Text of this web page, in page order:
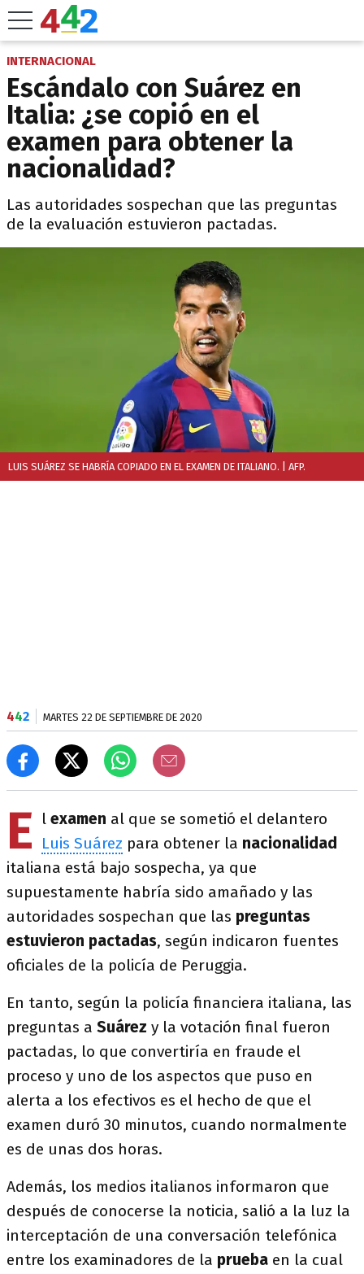
INTERNACIONAL
Escándalo con Suárez en
Italia: ¿se copió en el
examen para obtener la
nacionalidad?
Las autoridades sospechan que las preguntas
de la evaluación estuvieron pactadas.
LUIS SUÁREZ SE HABRÍA COPIADO EN EL EXAMEN DE ITALIANO. | AFP.
442 MARTES 22 DE SEPTIEMBRE DE 2020
E l examen al que se sometió el delantero
Luis Suárez para obtener la nacionalidad
italiana está bajo sospecha, ya que
supuestamente habría sido amañado y las
autoridades sospechan que las preguntas
estuvieron pactadas, según indicaron fuentes
oficiales de la policía de Peruggia.
En tanto, según la policía financiera italiana, las
preguntas a Suárez y la votación final fueron
pactadas, lo que convertiría en fraude el
proceso y uno de los aspectos que puso en
alerta a los efectivos es el hecho de que el
examen duró 30 minutos, cuando normalmente
es de unas dos horas.
Además, los medios italianos informaron que
después de conocerse la noticia, salió a la luz la
interceptación de una conversación telefónica
entre los examinadores de la prueba en la cual